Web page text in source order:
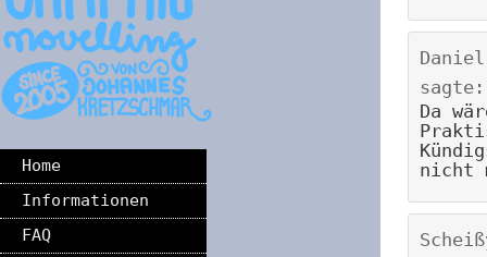
Home
Informationen
FAQ
Daniel
sagte:
Da
nicht